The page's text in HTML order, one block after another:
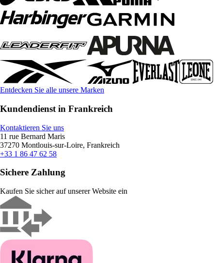
Entdecken Sie alle unsere Marken
Kundendienst in Frankreich
Kontaktieren Sie uns
11 rue Bernard Maris
37270 Montlouis-sur-Loire, Frankreich
+33 1 86 47 62 58
Sichere Zahlung
Kaufen Sie sicher auf unserer Website ein